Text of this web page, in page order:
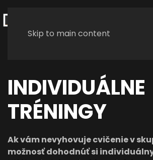
Skip to main content
INDIVIDUÁLNE
TRÉNINGY
Ak vám nevyhovuje cvičenie v
možnosť dohodnúť si